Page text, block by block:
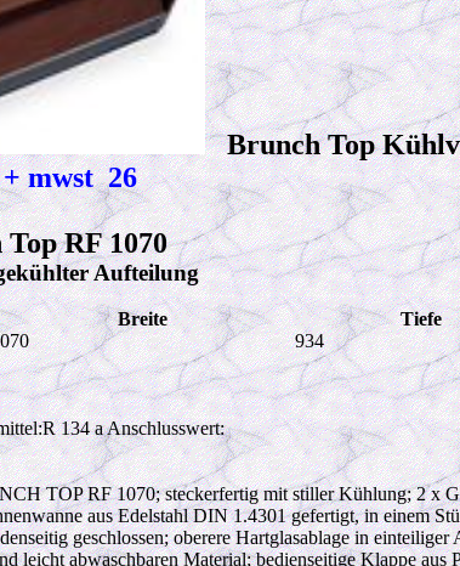
Brunch Top
+ mwst 26
Top RF 1070
Aufteilung
Breite
Tiefe
934
134 a Anschlusswert:
TOP RF 1070; steckerfertig mit stiller Kühlung; 2 x
aus Edelstahl DIN 1.4301 gefertigt, in einem
geschlossen; oberere Hartglasablage in
leicht abwaschbaren Material; bedienseitige Klappe